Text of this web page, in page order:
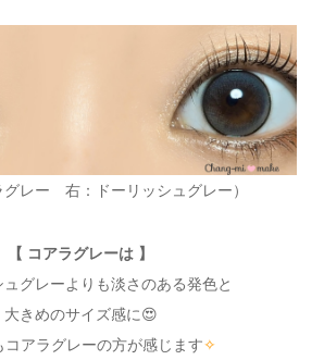
グレー 右：ドーリッシュグレー）
【 コアラグレーは 】
ュグレーよりも淡さのある発色と
大きめのサイズ感に😍
コアラグレーの方が感じます✧